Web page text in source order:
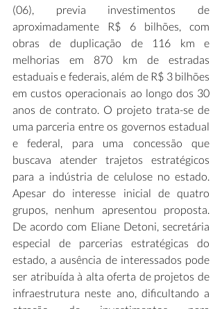
(06), previa investimentos de
aproximadamente R$ 6 bilhões, com
obras de duplicação de 116 km e
melhorias em 870 km de estradas
estaduais e federais, além de R$ 3 bilhões
em custos operacionais ao longo dos 30
anos de contrato. O projeto trata-se de
uma parceria entre os governos estadual
e federal, para uma concessão que
buscava atender trajetos estratégicos
para a indústria de celulose no estado.
Apesar do interesse inicial de quatro
grupos, nenhum apresentou proposta.
De acordo com Eliane Detoni, secretária
especial de parcerias estratégicas do
estado, a ausência de interessados pode
ser atribuída à alta oferta de projetos de
infraestrutura neste ano, dificultando a